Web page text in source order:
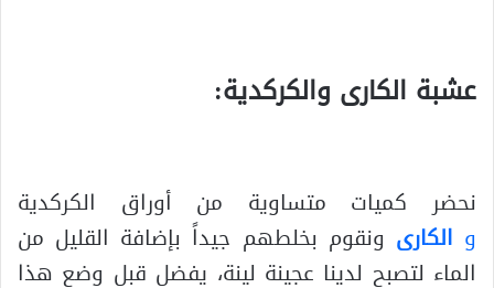
عشبة الكارى والكركدية:
نحضر كميات متساوية من أوراق الكركدية
و الكارى ونقوم بخلطهم جيداً بإضافة القليل من
الماء لتصبح لدينا عجينة لينة، يفضل قبل وضع هذا